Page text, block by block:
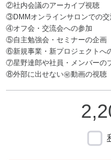
②社内会議のアーカイブ視聴
③DMMオンラインサロンでの交
④オフ会・交流会への参加
⑤自主勉強会・セミナーの企画
⑥新規事業・新プロジェクトへ
⑦星野達郎や社員・メンバーの
⑧外部に出せない㊙動画の視聴